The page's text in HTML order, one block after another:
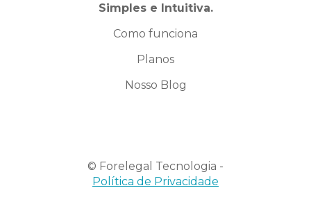
Simples e Intuitiva.
Como funciona
Planos
Nosso Blog
© Forelegal Tecnologia -
Política de Privacidade